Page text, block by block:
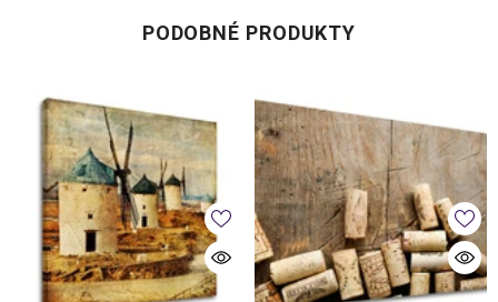
PODOBNÉ PRODUKTY